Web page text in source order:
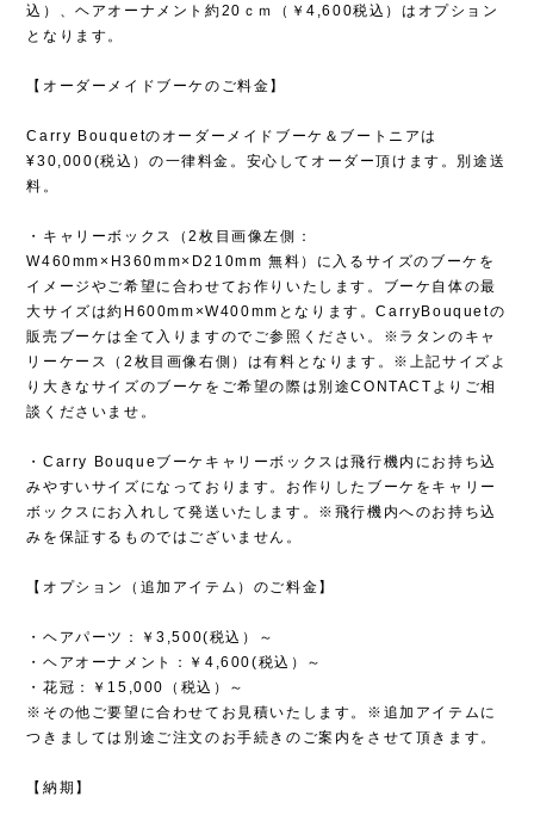
込）、ヘアオーナメント約20ｃｍ（￥4,600税込）はオプション
となります。
【オーダーメイドブーケのご料金】
Carry Bouquetのオーダーメイドブーケ＆ブートニアは
¥30,000(税込）の一律料金。安心してオーダー頂けます。別途送
料。
・キャリーボックス（2枚目画像左側：
W460mm×H360mm×D210mm 無料）に入るサイズのブーケを
イメージやご希望に合わせてお作りいたします。ブーケ自体の最
大サイズは約H600mm×W400mmとなります。CarryBouquetの
販売ブーケは全て入りますのでご参照ください。※ラタンのキャ
リーケース（2枚目画像右側）は有料となります。※上記サイズよ
り大きなサイズのブーケをご希望の際は別途CONTACTよりご相
談くださいませ。
・Carry Bouqueブーケキャリーボックスは飛行機内にお持ち込
みやすいサイズになっております。お作りしたブーケをキャリー
ボックスにお入れして発送いたします。※飛行機内へのお持ち込
みを保証するものではございません。
【オプション（追加アイテム）のご料金】
・ヘアパーツ：￥3,500(税込）～
・ヘアオーナメント：￥4,600(税込）～
・花冠：￥15,000（税込）～
※その他ご要望に合わせてお見積いたします。※追加アイテムに
つきましては別途ご注文のお手続きのご案内をさせて頂きます。
【納期】